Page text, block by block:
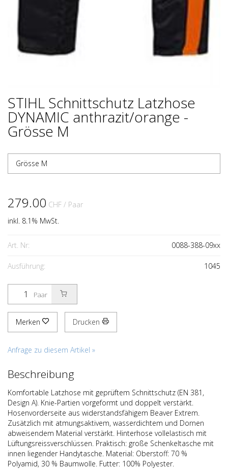
STIHL Schnittschutz Latzhose
DYNAMIC anthrazit/orange -
Grösse M
Grösse M
279.00 CHF / Paar
inkl. 8.1% MwSt.
Art. Nr: 0088-388-09xx
Ausführung: 1045
Paar
Merken Drucken
Anfrage zu diesem Artikel »
Beschreibung
Komfortable Latzhose mit geprüftem Schnittschutz (EN 381,
Design A). Knie-Partien vorgeformt und doppelt verstärkt.
Hosenvorderseite aus widerstandsfähigem Beaver Extrem.
Zusätzlich mit atmungsaktivem, wasserdichtem und Dornen
abweisendem Material verstärkt. Hinterhose vollelastisch mit
Lüftungsreissverschlüssen. Praktisch: große Schenkeltasche mit
innen liegender Handytasche. Material: Oberstoff: 70 %
Polyamid, 30 % Baumwolle. Futter: 100% Polyester.